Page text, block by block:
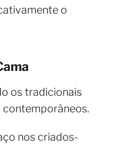
o
os tradicionais
nos criados-